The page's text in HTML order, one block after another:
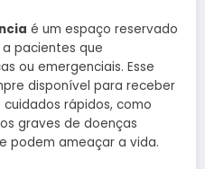
é um espaço reservado
pacientes que
ou emergenciais. Esse
disponível para receber
rápidos, como
graves de doenças
podem ameaçar a vida.